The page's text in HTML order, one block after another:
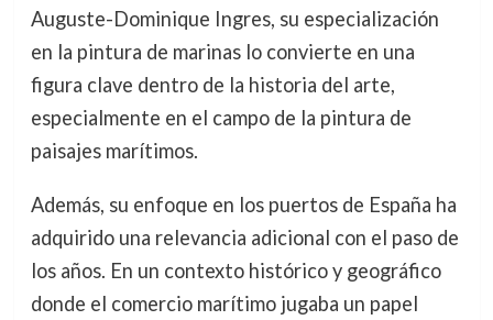
Auguste-Dominique Ingres, su especialización
en la pintura de marinas lo convierte en una
figura clave dentro de la historia del arte,
especialmente en el campo de la pintura de
paisajes marítimos.
Además, su enfoque en los puertos de España ha
adquirido una relevancia adicional con el paso de
los años. En un contexto histórico y geográfico
donde el comercio marítimo jugaba un papel